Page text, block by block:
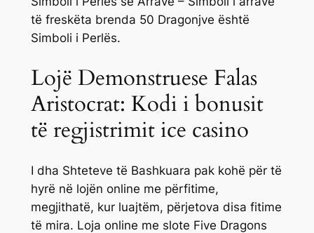
të freskëta brenda 50 Dragonjve është
Simboli i Perlës.
Lojë Demonstruese Falas
Aristocrat: Kodi i bonusit
të regjistrimit ice casino
I dha Shteteve të Bashkuara pak kohë për të
hyrë në lojën online me përfitime,
megjithatë, kur luajtëm, përjetova disa fitime
të mira. Loja online me slote Five Dragons